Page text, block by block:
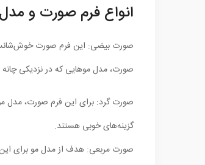
انواع فرم صورت و
صورت بیضی: این فرم صورت
صورت، مدل موهایی که در نزدیکی
صورت گرد: برای این فرم صورت، مدل
گزینه‌های خوبی هستند.
صورت مربعی: هدف از مدل مو برای این